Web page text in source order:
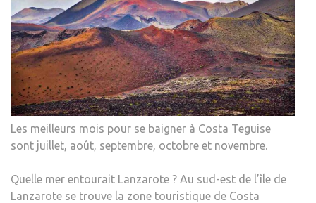
Les meilleurs mois pour se baigner à Costa Teguise
sont juillet, août, septembre, octobre et novembre.
Quelle mer entourait Lanzarote ? Au sud-est de l’île de
Lanzarote se trouve la zone touristique de Costa